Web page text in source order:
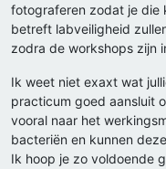
fotograferen zodat je die
betreft labveiligheid
zodra de workshops zijn
Ik weet niet exaxt wat
practicum goed aansluit
vooral naar het
bacteriën en kunnen
Ik hoop je zo voldoende